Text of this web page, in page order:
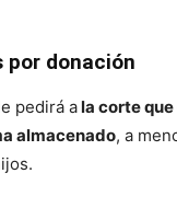
por donación
pedirá ala corte
almacenado, a